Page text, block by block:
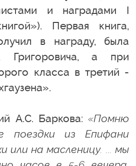
и наградами I
Первая книга,
в награду, была
Григоровича, а при
класса в третий -
А.С. Баркова: «Помню
поездки из Епифани
или на масленицу. ... мы